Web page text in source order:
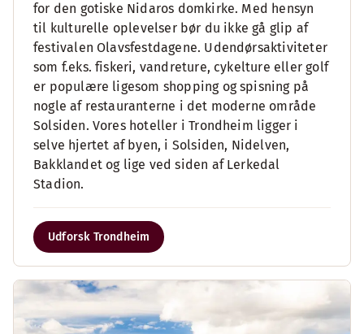
for den gotiske Nidaros domkirke. Med hensyn
til kulturelle oplevelser bør du ikke gå glip af
festivalen Olavsfestdagene. Udendørsaktiviteter
som f.eks. fiskeri, vandreture, cykelture eller golf
er populære ligesom shopping og spisning på
nogle af restauranterne i det moderne område
Solsiden. Vores hoteller i Trondheim ligger i
selve hjertet af byen, i Solsiden, Nidelven,
Bakklandet og lige ved siden af Lerkedal
Stadion.
Udforsk Trondheim